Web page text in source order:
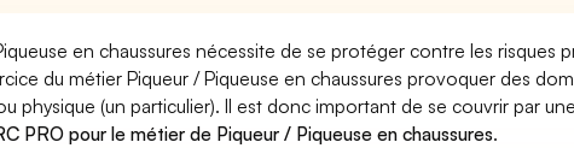
en chaussures nécessite de se protéger contre les risques
du métier Piqueur / Piqueuse en chaussures provoquer des
physique (un particulier). Il est donc important de se couvrir par
PRO pour le métier de Piqueur / Piqueuse en chaussures.